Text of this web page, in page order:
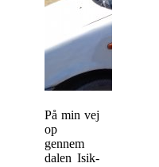
På min vej
op
gennem
dalen Isik-